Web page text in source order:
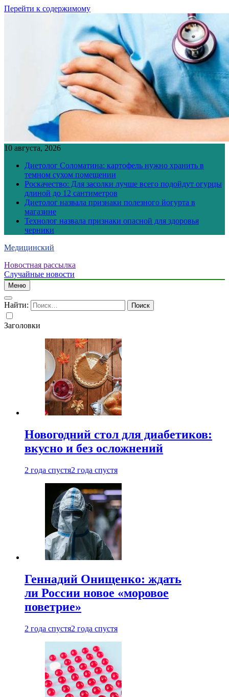
Перейти к содержимому
10 августа, 2026
Диетолог Соломатина: картофель нужно хранить в
темном сухом помещении
Роскачество: Для засолки лучше всего подойдут огурцы
длиной до 12 сантиметров
Диетолог назвала признаки полезного йогурта в
магазине
Технолог назвала признаки опасной для здоровья
черники
Медицинский
Новостная рассылка
Случайные новости
Меню
Найти:
Заголовки
Новогодний стол для диабетиков:
вкусно и без осложнений
2 года спустя2 года спустя
Геннадий Онищенко: ждать
ли России новое «моровое
поветрие»
2 года спустя2 года спустя